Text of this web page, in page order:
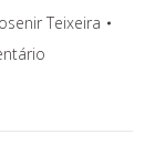
Teixeira